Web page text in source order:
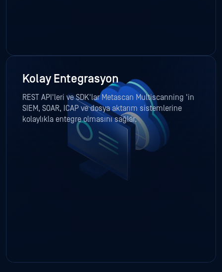
Kolay Entegrasyon
REST API'leri ve SDK'lar Metascan Multiscanning 'in
SIEM, SOAR, ICAP ve dosya aktarım sistemlerine
kolaylıkla entegre olmasını sağlar.